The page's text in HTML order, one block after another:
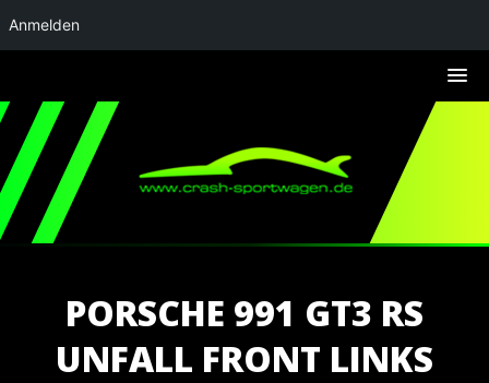
PORSCHE 991 GT3 RS
UNFALL FRONT LINKS
Anmelden